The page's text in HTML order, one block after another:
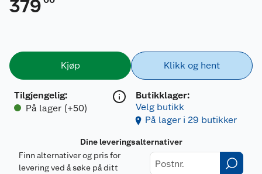
379
Kjøp
Tilgjengelig:
På lager (+50)
Klikk og hent
Butikklager:
Velg butikk
På lager i 29 butikker
Dine leveringsalternativer
Finn alternativer og pris for
levering ved å søke på ditt